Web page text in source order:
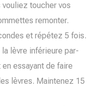
vouliez toucher vos
remonter.
et répétez 5 fois.
lèvre inférieure par-
essayant de faire
lèvres. Maintenez 15